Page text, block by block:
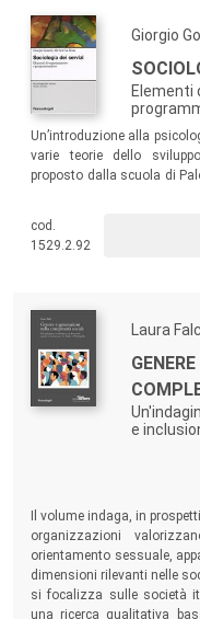
Giorgio
Elementi
Un’introduzione alla
varie teorie dello
proposto dalla scuola di
alcuni ambiti applicativi,
comunicative, quali la
in particolare nella sua
quadro della
particolare riferimento alla
all’Advertising Council di
cod.
1529.2.92
Laura
e
Il volume indaga, in
organizzazioni
orientamento sessuale,
dimensioni rilevanti nelle
si focalizza sulle società
una ricerca qualitativa